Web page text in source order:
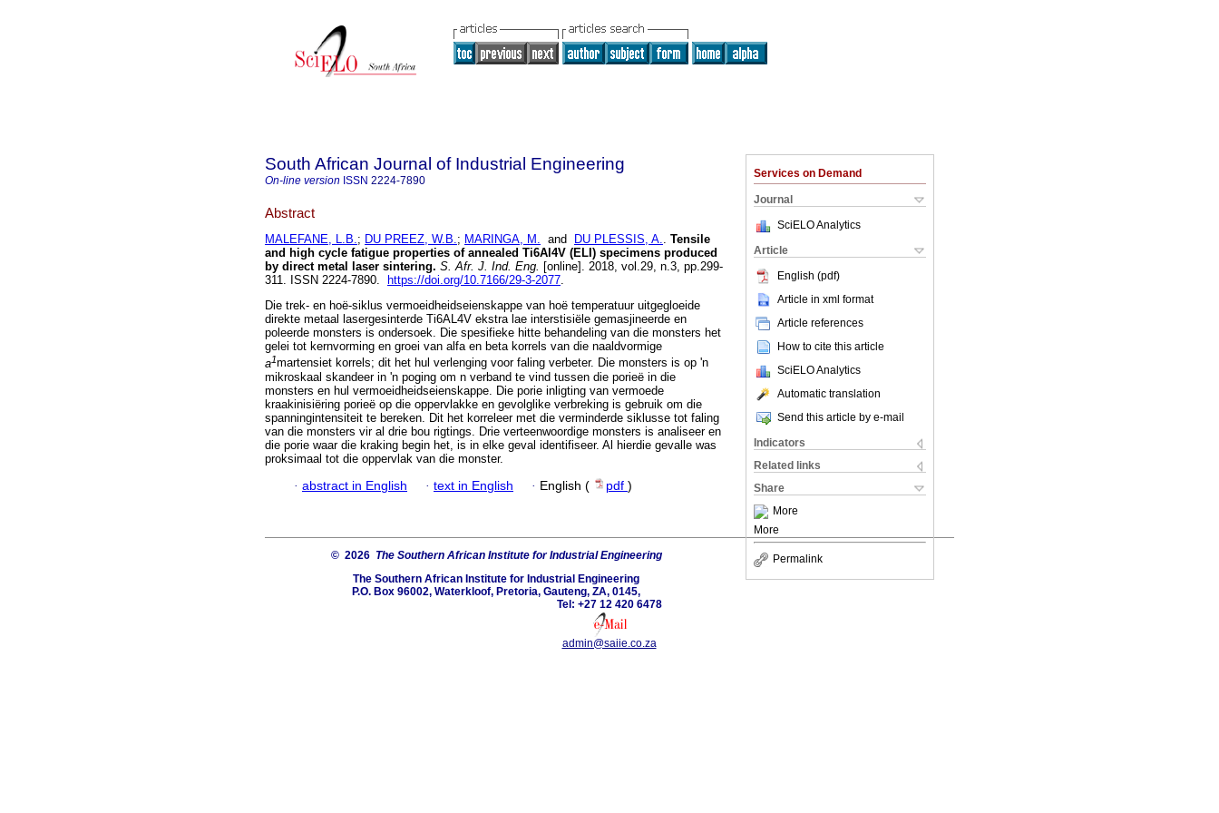
Services on Demand
Journal
SciELO Analytics
Article
English (pdf)
Article in xml format
Article references
How to cite this article
SciELO Analytics
Automatic translation
Send this article by e-mail
Indicators
Related links
Share
More
More
Permalink
South African Journal of Industrial Engineering
On-line version ISSN 2224-7890
Abstract
MALEFANE, L.B.; DU PREEZ, W.B.; MARINGA, M. and DU PLESSIS, A.. Tensile
and high cycle fatigue properties of annealed Ti6Al4V (ELI) specimens produced
by direct metal laser sintering. S. Afr. J. Ind. Eng. [online]. 2018, vol.29, n.3, pp.299-
311. ISSN 2224-7890.
https://doi.org/10.7166/29-3-2077.
Die trek- en hoë-siklus vermoeidheidseienskappe van hoë temperatuur uitgegloeide
direkte metaal lasergesinterde Ti6AL4V ekstra lae interstisiële gemasjineerde en
poleerde monsters is ondersoek. Die spesifieke hitte behandeling van die monsters het
gelei tot kernvorming en groei van alfa en beta korrels van die naaldvormige
a1martensiet korrels; dit het hul verlenging voor faling verbeter. Die monsters is op 'n
mikroskaal skandeer in 'n poging om n verband te vind tussen die porieë in die
monsters en hul vermoeidheidseienskappe. Die porie inligting van vermoede
kraakinisiëring porieë op die oppervlakke en gevolglike verbreking is gebruik om die
spanningintensiteit te bereken. Dit het korreleer met die verminderde siklusse tot faling
van die monsters vir al drie bou rigtings. Drie verteenwoordige monsters is analiseer en
die porie waar die kraking begin het, is in elke geval identifiseer. Al hierdie gevalle was
proksimaal tot die oppervlak van die monster.
· abstract in English · text in English · English ( pdf )
© 2026 The Southern African Institute for Industrial Engineering
The Southern African Institute for Industrial Engineering
P.O. Box 96002, Waterkloof, Pretoria, Gauteng, ZA, 0145,
Tel: +27 12 420 6478
admin@saiie.co.za